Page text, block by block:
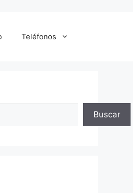
Teléfonos
Buscar